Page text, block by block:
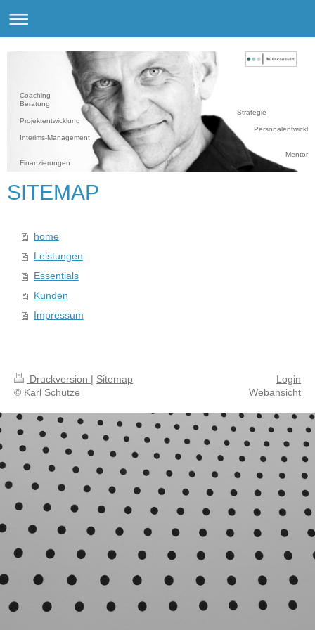
Coaching
Beratung
Strategie
Interims-Management
Finanzierungen
SITEMAP
home
Leistungen
Essentials
Kunden
Impressum
Druckversion | Sitemap
© Karl Schütze
Login
Webansicht